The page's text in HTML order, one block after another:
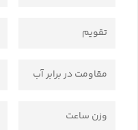
تقویم
مقاومت در برابر آب
وزن ساعت